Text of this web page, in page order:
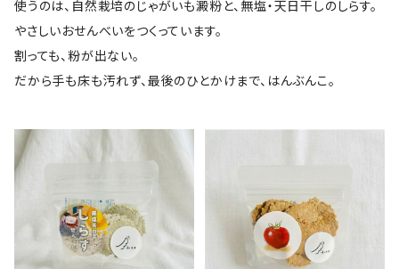
使うのは、自然栽培のじゃがいも澱粉と、無塩・天日干しのしらす。
やさしいおせんべいをつくっています。
割っても、粉が出ない。
だから手も床も汚れず、最後のひとかけまで、はんぶんこ。